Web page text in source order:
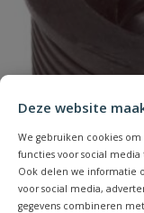
Deze website
We gebruiken cookies
functies voor social
Ook delen we informatie
voor social media,
gegevens combineren
Naam
Samenvatting